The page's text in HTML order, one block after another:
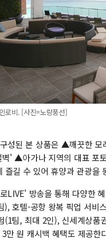
로비. [사진=노랑풍선]
성된 본 상품은 ▲깨끗한
' ▲아가나 지역의 대표 포
즐길 수 있어 휴양과 관광을
LIVE' 방송을 통해 다양한
), 호텔-공항 왕복 픽업 서비
(1팀, 최대 2인), 신세계상
만 원 캐시백 혜택도 제공한